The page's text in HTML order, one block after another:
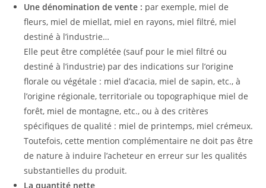
Une dénomination de vente : par exemple, miel de
fleurs, miel de miellat, miel en rayons, miel filtré, miel
destiné à l’industrie…
Elle peut être complétée (sauf pour le miel filtré ou
destiné à l’industrie) par des indications sur l’origine
florale ou végétale : miel d’acacia, miel de sapin, etc., à
l’origine régionale, territoriale ou topographique miel de
forêt, miel de montagne, etc., ou à des critères
spécifiques de qualité : miel de printemps, miel crémeux.
Toutefois, cette mention complémentaire ne doit pas être
de nature à induire l’acheteur en erreur sur les qualités
substantielles du produit.
La quantité nette